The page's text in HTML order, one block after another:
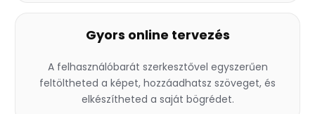
Gyors online tervezés
A felhasználóbarát szerkesztővel egyszerűen
feltöltheted a képet, hozzáadhatsz szöveget, és
elkészítheted a saját bögrédet.